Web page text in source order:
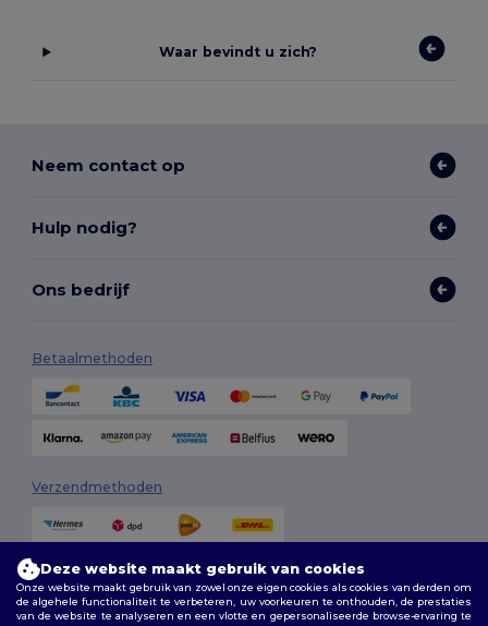
Waar bevindt u zich?
Neem contact op
Hulp nodig?
Ons bedrijf
Betaalmethoden
Verzendmethoden
Deze website maakt gebruik van cookies
Onze website maakt gebruik van zowel onze eigen cookies als cookies van derden om
de algehele functionaliteit te verbeteren, uw voorkeuren te onthouden, de prestaties
van de website te analyseren en een vlotte en gepersonaliseerde browse-ervaring te